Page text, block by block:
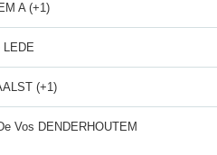
A (+1)
LEDE
(+1)
Vos DENDERHOUTEM